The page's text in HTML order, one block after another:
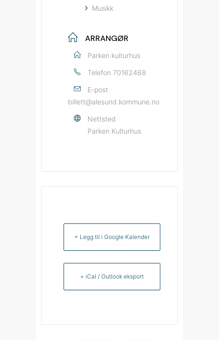
Musikk
ARRANGØR
Parken kulturhus
Telefon 70162468
E-post
billett@alesund.kommune.no
Nettsted
Parken Kulturhus
+ Legg til i Google Kalender
+ iCal / Outlook eksport